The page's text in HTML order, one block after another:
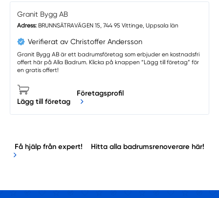
Granit Bygg AB
Adress:BRUNNSÄTRAVÄGEN 15, 744 95 Vittinge, Uppsala län
Verifierat av Christoffer Andersson
Granit Bygg AB är ett badrumsföretag som erbjuder en kostnadsfri
offert här på Alla Badrum. Klicka på knappen “Lägg till företag” för
en gratis offert!
Lägg till företag
Företagsprofil
Få hjälp från expert! Hitta alla badrumsrenoverare här!